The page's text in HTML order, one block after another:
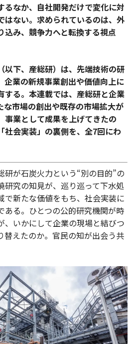
るなか、自社開発だけで変化に対
はない。求められているのは、外
込み、競争力へと転換する視点
以下、産総研）は、先端技術の研
企業の新規事業創出や価値向上に
する。本連載では、産総研と企業
な市場の創出や既存の市場拡大が
事業として成果を上げてきたの
社会実装」の裏側を、全7回にわ
研が石炭火力という“別の目的”の
研究の知見が、巡り巡って下水処
で新たな価値をもち、社会実装に
ある。ひとつの公的研究機関が時
、いかにして企業の現場と結びつ
替えたのか。官民の知が出会う共